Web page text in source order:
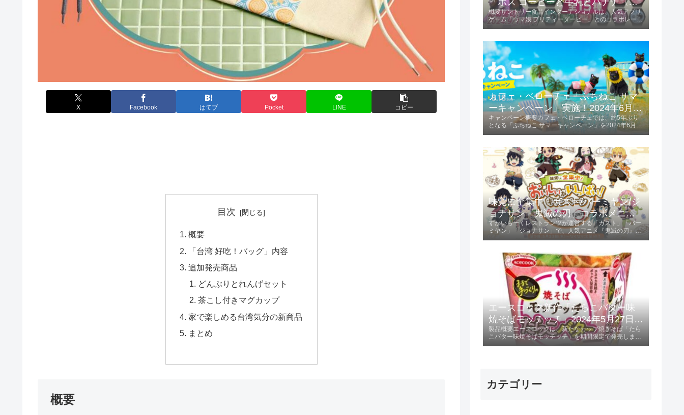
X Facebook はてブ Pocket LINE コピー
目次
概要
「台湾 好吃！バッグ」内容
追加発売商品
どんぶりとれんげセット
茶こし付きマグカップ
家で楽しめる台湾気分の新商品
まとめ
概要
「ボス コーヒーと牛乳とバナナ〈ウ
マ娘デザイン〉」2024年6月4日発
売！
概要サントリー食品インターナショナルは、人気アプリ
ゲーム「ウマ娘 プリティーダービー」とのコラボレーシ
この商品は185g容量で、価格は税...
カフェ・ベローチェ「ふちねこ サマ
ーキャンペーン」実施！2024年6月10
日～8月18日
キャンペーン概要カフェ・ベローチェでは、約5年ぶり
となる「ふちねこ サマーキャンペーン」を2024年6月10
ントされます。キャンペーン参...
味覚に全集中！ガスト/バーミヤン/ジ
ョナサン「鬼滅の刃」コラボメニュ
ー発売 2024年5月23日 第1弾、6月13
日 第2弾
すかいらーくレストランツが運営する「ガスト」「バー
ミヤン」「ジョナサン」で、人気アニメ『鬼滅の刃』と
し、特典としてオリジナルクリア...
エースコック新作「たらこバター味
焼そばモッチッチ」2024年5月27日発
売！
製品概要エースコックは、新たなカップ焼きそば「たら
こバター味焼そばモッチッチ」を期間限定で発売しま
カテゴリー